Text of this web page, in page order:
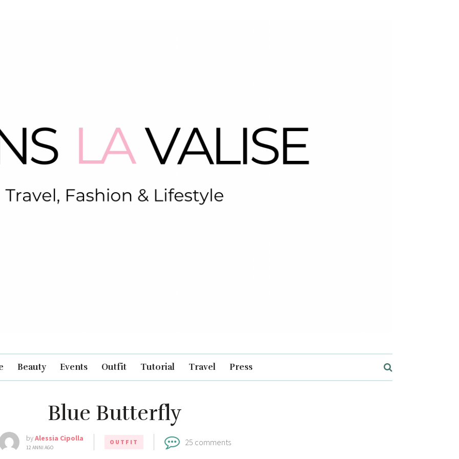
Beauty Events Outfit Tutorial Travel Press
Blue Butterfly
byAlessia Cipolla
12 ANNI AGO
OUTFIT 25 comments